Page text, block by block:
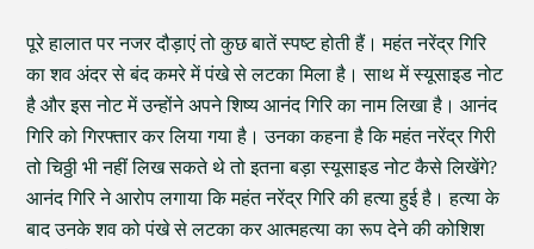
पूरे हालात पर नजर दौड़ाएं तो कुछ बातें स्पष्ट होती हैं। महंत नरेंद्र गिरि
का शव अंदर से बंद कमरे में पंखे से लटका मिला है। साथ में स्यूसाइड नोट
है और इस नोट में उन्होंने अपने शिष्य आनंद गिरि का नाम लिखा है। आनंद
गिरि को गिरफ्तार कर लिया गया है। उनका कहना है कि महंत नरेंद्र गिरी
तो चिठ्ठी भी नहीं लिख सकते थे तो इतना बड़ा स्यूसाइड नोट कैसे लिखेंगे?
आनंद गिरि ने आरोप लगाया कि महंत नरेंद्र गिरि की हत्या हुई है। हत्या के
बाद उनके शव को पंखे से लटका कर आत्महत्या का रूप देने की कोशिश